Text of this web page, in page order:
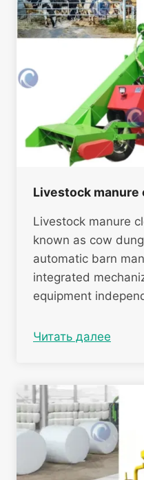
Livestock manure
Livestock manure
known as cow
automatic barn
integrated
equipment
Читать далее